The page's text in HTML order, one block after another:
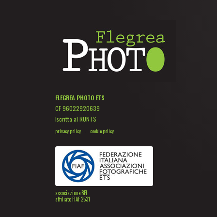
FLEGREA PHOTO ETS
CF 96022920639
Iscritta al RUNTS
privacy policy - cookie policy
associazione BFI
affiliato FIAF 2531